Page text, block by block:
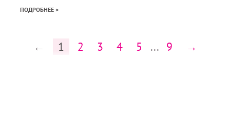
ПОДРОБНЕЕ >
← 1 2 3 4 5 ... 9 →